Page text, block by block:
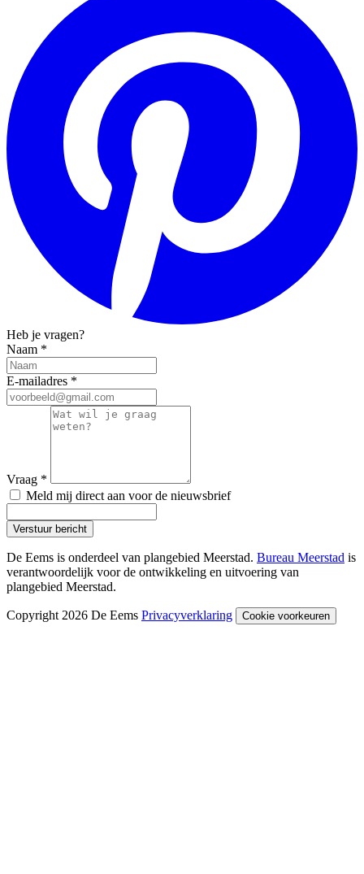
Heb je vragen?
Naam *
E-mailadres *
Vraag *
Meld mij direct aan voor de nieuwsbrief
Verstuur bericht
De Eems is onderdeel van plangebied Meerstad. Bureau Meerstad is
verantwoordelijk voor de ontwikkeling en uitvoering van
plangebied Meerstad.
Copyright 2026 De Eems Privacyverklaring Cookie voorkeuren